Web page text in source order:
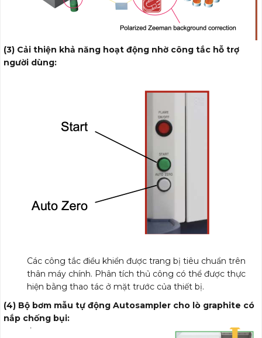
(3) Cải thiện khả năng hoạt động nhờ công tắc hỗ trợ
người dùng:
Các công tắc điều khiển được trang bị tiêu chuẩn trên
thân máy chính. Phân tích thủ công có thể được thực
hiện bằng thao tác ở mặt trước của thiết bị.
(4) Bộ bơm mẫu tự động Autosampler cho lò graphite có
nắp chống bụi: